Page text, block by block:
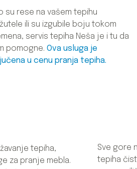
su rese na vašem tepihu
ili su izgubile boju tokom
servis tepiha Neša je i tu da
pomogne. Ova usluga je
u cenu pranja tepiha.
tepiha,
za pranje mebla.
Sve gore
tepiha